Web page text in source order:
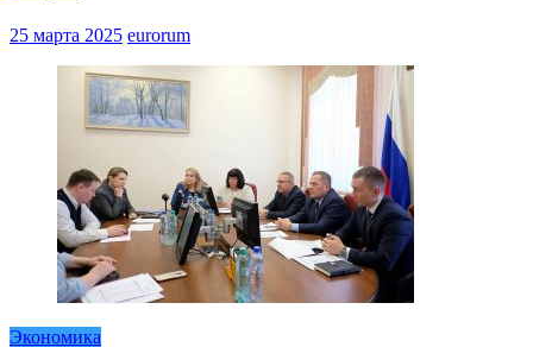
25 марта 2025 eurorum
Экономика